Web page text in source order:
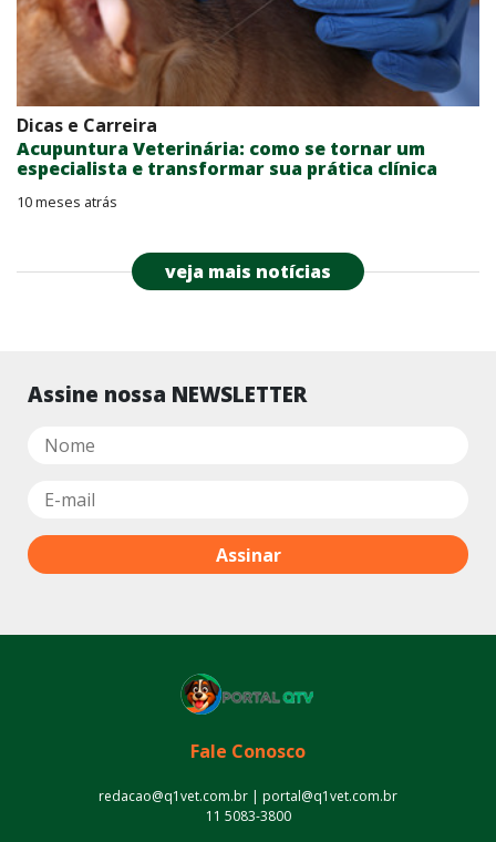
Dicas e Carreira
Acupuntura Veterinária: como se tornar um
especialista e transformar sua prática clínica
10 meses atrás
veja mais notícias
Assine nossa NEWSLETTER
Fale Conosco
redacao@q1vet.com.br | portal@q1vet.com.br
11 5083-3800